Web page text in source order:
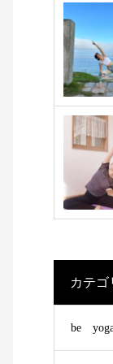
カテゴ
be